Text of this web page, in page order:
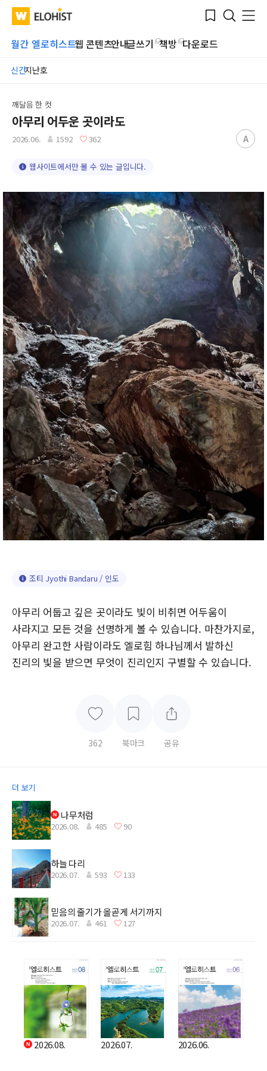
WATV Elohist-
Home
Bookmark
Search
Menu
월간 엘로히스트웹 콘텐츠안내글쓰기 책방 다운로드
신간지난호
Submit
깨달음 한 컷
아무리 어두운 곳이라도
2026.06. 1592 362 A
웹사이트에서만 볼 수 있는 글입니다.
조티 Jyothi Bandaru / 인도
아무리 어둡고 깊은 곳이라도 빛이 비취면 어두움이
사라지고 모든 것을 선명하게 볼 수 있습니다. 마찬가지로,
아무리 완고한 사람이라도 엘로힘 하나님께서 발하신
진리의 빛을 받으면 무엇이 진리인지 구별할 수 있습니다.
362 북마크 공유
더 보기
나무처럼
2026.08. 485 90
하늘 다리
2026.07. 593 133
믿음의 줄기가 올곧게 서기까지
2026.07. 461 127
2026.08. 2026.07. 2026.06.